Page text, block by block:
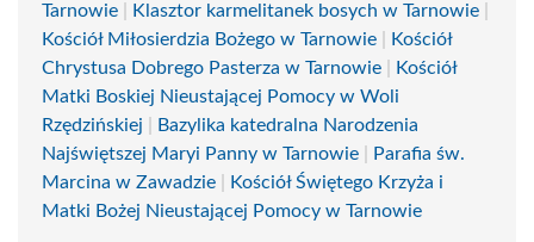
Tarnowie
Klasztor karmelitanek bosych w Tarnowie
Kościół Miłosierdzia Bożego w Tarnowie
Kościół
Chrystusa Dobrego Pasterza w Tarnowie
Kościół
Matki Boskiej Nieustającej Pomocy w Woli
Rzędzińskiej
Bazylika katedralna Narodzenia
Najświętszej Maryi Panny w Tarnowie
Parafia św.
Marcina w Zawadzie
Kościół Świętego Krzyża i
Matki Bożej Nieustającej Pomocy w Tarnowie